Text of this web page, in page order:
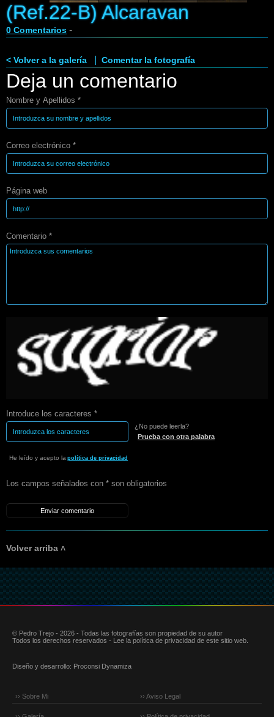
(Ref.22-B) Alcaravan
0 Comentarios -
< Volver a la galería Comentar la fotografía
Deja un comentario
Nombre y Apellidos *
Correo electrónico *
Página web
Comentario *
Introduce los caracteres *
¿No puede leerla?
Prueba con otra palabra
He leído y acepto la política de privacidad
Los campos señalados con * son obligatorios
Volver arriba ˄
© Pedro Trejo - 2026 - Todas las fotografías son propiedad de su autor
Todos los derechos reservados - Lee la política de privacidad de este sitio web.
Diseño y desarrollo: Proconsi Dynamiza
›› Sobre Mi ›› Aviso Legal